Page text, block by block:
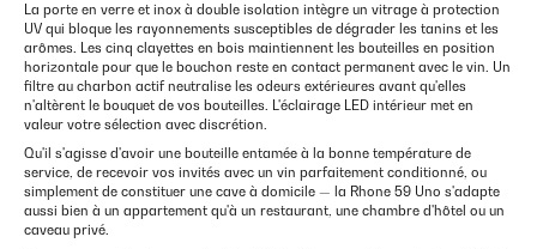
La porte en verre et inox à double isolation intègre un vitrage à protection
UV qui bloque les rayonnements susceptibles de dégrader les tanins et les
arômes. Les cinq clayettes en bois maintiennent les bouteilles en position
horizontale pour que le bouchon reste en contact permanent avec le vin. Un
filtre au charbon actif neutralise les odeurs extérieures avant qu'elles
n'altèrent le bouquet de vos bouteilles. L'éclairage LED intérieur met en
valeur votre sélection avec discrétion.
Qu'il s'agisse d'avoir une bouteille entamée à la bonne température de
service, de recevoir vos invités avec un vin parfaitement conditionné, ou
simplement de constituer une cave à domicile — la Rhone 59 Uno s'adapte
aussi bien à un appartement qu'à un restaurant, une chambre d'hôtel ou un
caveau privé.